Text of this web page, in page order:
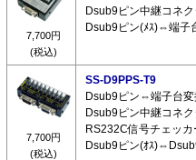
7,700円
(税込)
Dsub9ピン中継コネ
Dsub9ピン(ﾒｽ)⇔端子
7,700円
(税込)
SS-D9PPS-T9
Dsub9ピン⇔端子台変
Dsub9ピン中継コネ
RS232C信号チェッカ
Dsub9ピン(ｵｽ